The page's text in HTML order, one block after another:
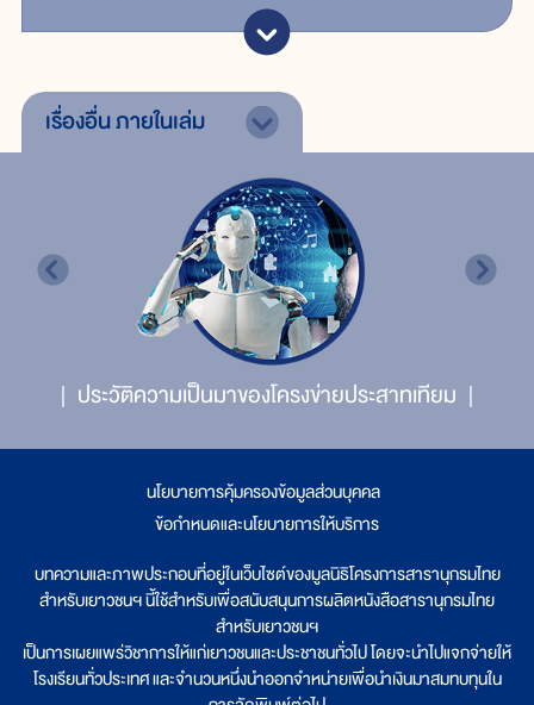
เรื่องอื่นภายในเล่ม
ประวัติความเป็นมาของโครงข่ายประสาทเทียม
นโยบายการคุ้มครองข้อมูลส่วนบุคคล
ข้อกำหนดและนโยบายการให้บริการ
บทความและภาพประกอบที่อยู่ในเว็บไซต์ของมูลนิธิโครงการสารานุกรมไทย
สำหรับเยาวชนฯ นี้ใช้สำหรับเพื่อสนับสนุนการผลิตหนังสือสารานุกรมไทย
สำหรับเยาวชนฯ
เป็นการเผยแพร่วิชาการให้แก่เยาวชนและประชาชนทั่วไป โดยจะนำไปแจกจ่ายให้
โรงเรียนทั่วประเทศ และจำนวนหนึ่งนำออกจำหน่ายเพื่อนำเงินมาสมทบทุนใน